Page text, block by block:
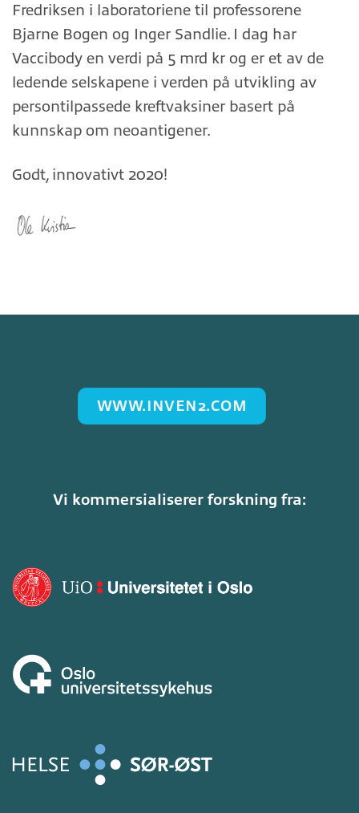
Fredriksen i laboratoriene til professorene
Bjarne Bogen og Inger Sandlie. I dag har
Vaccibody en verdi på 5 mrd kr og er et av de
ledende selskapene i verden på utvikling av
persontilpassede kreftvaksiner basert på
kunnskap om neoantigener.
Godt, innovativt 2020!
WWW.INVEN2.COM
Vi kommersialiserer forskning fra: